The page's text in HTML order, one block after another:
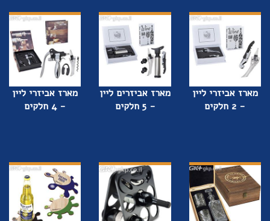
מארז אביזרי ליין
- 2 חלקים
מארז אביזרים ליין
- 5 חלקים
מארז אביזרי ליין
- 4 חלקים